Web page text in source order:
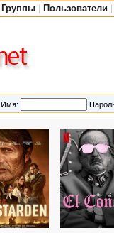
Группы Пользователи
Имя: